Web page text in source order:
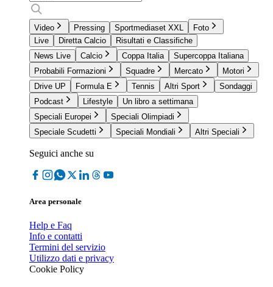
Video Pressing Sportmediaset XXL
Foto
Live
Diretta Calcio
Risultati e Classifiche
News Live
Calcio Coppa Italia
Supercoppa Italiana
Probabili Formazioni
Squadre Mercato
Motori
Drive UP
Formula E Tennis Altri Sport
Sondaggi
Podcast
Lifestyle
Un libro a settimana
Speciali Europei
Speciali Olimpiadi
Speciale Scudetti
Speciali Mondiali Altri Speciali
Seguici anche su
Area personale
Help e Faq
Info e contatti
Termini del servizio
Utilizzo dati e privacy
Cookie Policy